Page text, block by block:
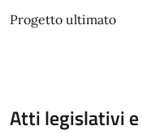
Progetto ultimato
Atti legislativi